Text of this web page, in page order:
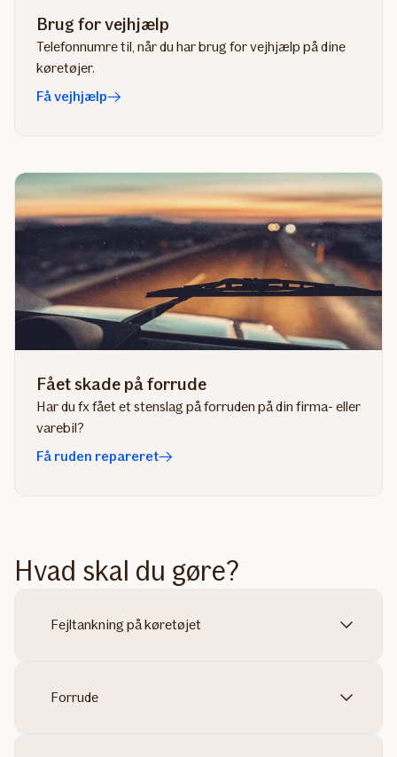
Brug for vejhjælp
Telefonnumre til, når du har brug for vejhjælp på dine
køretøjer.
Få vejhjælp
Fået skade på forrude
Har du fx fået et stenslag på forruden på din firma- eller
varebil?
Få ruden repareret
Hvad skal du gøre?
Fejltankning på køretøjet
Forrude